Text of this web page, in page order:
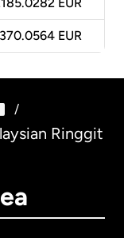
EUR
EUR
/
Ringgit